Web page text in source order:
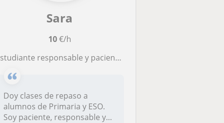
Sara
10€/h
Estudiante responsable y paciente. Doy clases a niños de primaria, explico claro, ayudo con deberes y refuerzo escolar
Doy clases de repaso a
alumnos de Primaria y ESO.
Soy paciente, responsable y